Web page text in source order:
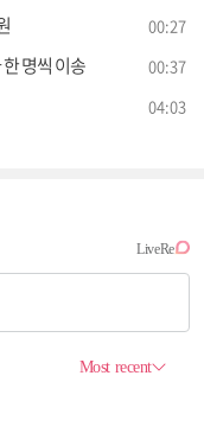
00:27
명씩 이송 00:37
04:03